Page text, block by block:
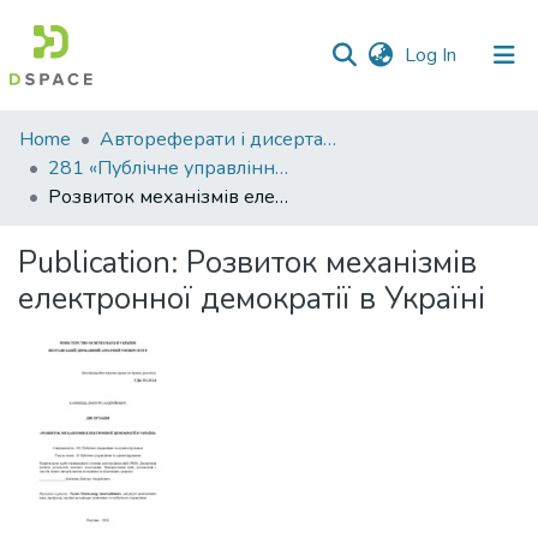
Log In (current)
Communities
&
Collections
Statistics
Home
Автореферати і дисертації
281 «Публічне управління та адміністрування»
Розвиток механізмів електронної демократії в Україні
Publication: Розвиток механізмів
електронної демократії в Україні